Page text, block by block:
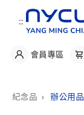
:::
會員專區
紀念品 › 辦公用品